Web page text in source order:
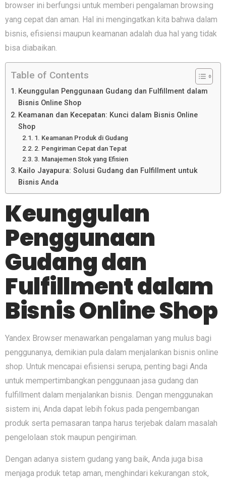
browser ini berfungsi untuk memberi pengalaman browsing
yang cepat dan aman. Hal ini mengingatkan kita bahwa dalam
bisnis, efisiensi maupun keamanan adalah dua hal yang tidak
bisa diabaikan.
Table of Contents
Keunggulan Penggunaan Gudang dan Fulfillment dalam
Bisnis Online Shop
Keamanan dan Kecepatan: Kunci dalam Bisnis Online
Shop
1. Keamanan Produk di Gudang
2. Pengiriman Cepat dan Tepat
3. Manajemen Stok yang Efisien
Kailo Jayapura: Solusi Gudang dan Fulfillment untuk
Bisnis Anda
Keunggulan
Penggunaan
Gudang dan
Fulfillment dalam
Bisnis Online Shop
Yandex Browser menawarkan pengalaman yang mulus bagi
penggunanya, demikian pula dalam menjalankan bisnis online
shop. Untuk mencapai efisiensi serupa, penting bagi Anda
untuk mempertimbangkan penggunaan jasa gudang dan
fulfillment dalam menjalankan bisnis. Dengan menggunakan
sistem ini, Anda dapat lebih fokus pada pengembangan
produk serta pemasaran tanpa harus terjebak dalam masalah
pengelolaan stok maupun pengiriman.
Dengan adanya sistem gudang yang baik, Anda juga bisa
menjaga produk tetap aman, menghindari kekurangan stok,